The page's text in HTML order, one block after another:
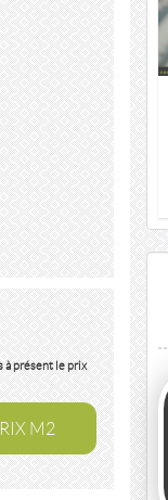
à présent le prix
M2